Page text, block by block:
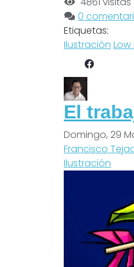
0
Etiquetas:
Ilustración Low
El
Domingo, 29
Francisco
Ilustración